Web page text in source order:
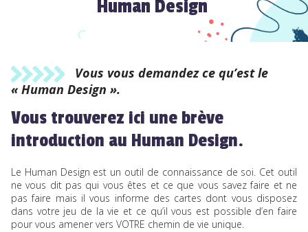
Human Design
Vous vous demandez ce qu’est le
« Human Design ».
Vous trouverez ici une brève
introduction au Human Design.
Le Human Design est un outil de connaissance de soi. Cet outil
ne vous dit pas qui vous êtes et ce que vous savez faire et ne
pas faire mais il vous informe des cartes dont vous disposez
dans votre jeu de la vie et ce qu’il vous est possible d’en faire
pour vous amener vers VOTRE chemin de vie unique.